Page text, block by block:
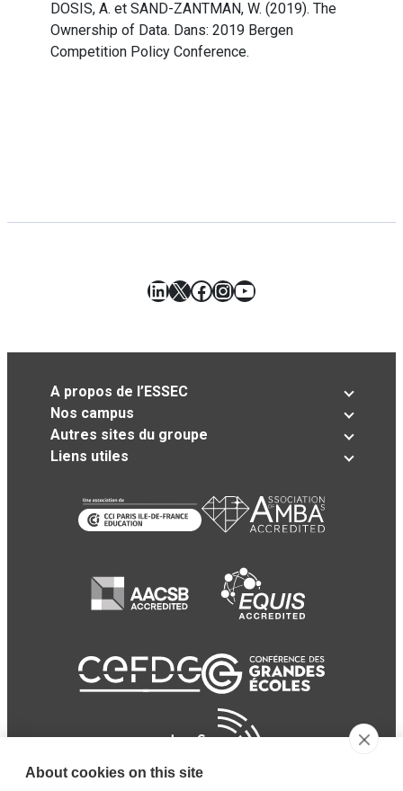
DOSIS, A. et SAND-ZANTMAN, W. (2019). The
Ownership of Data. Dans: 2019 Bergen
Competition Policy Conference.
LinkedIn
X Facebook
Instagram
YouTube
A propos de l’ESSEC
Nos campus
Autres sites du groupe
Liens utiles
About cookies on this site